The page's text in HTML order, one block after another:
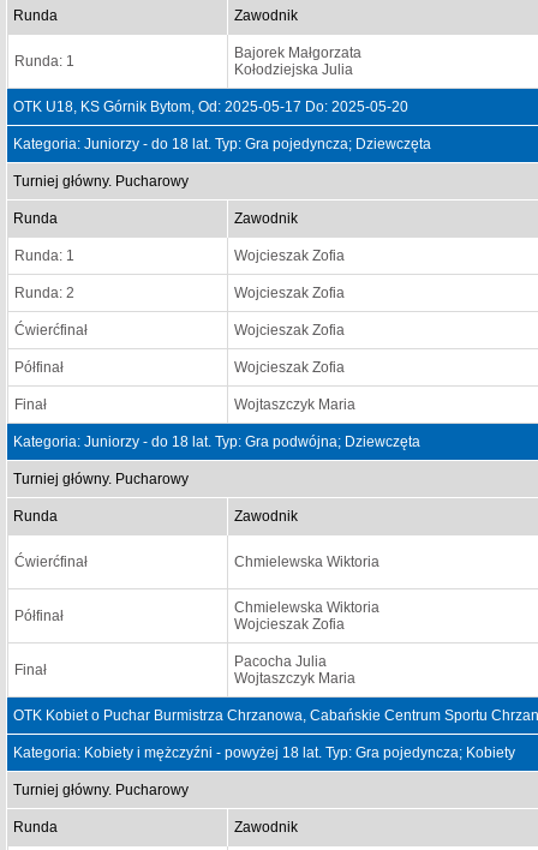
Runda Zawodnik
Runda: 1
Bajorek Małgorzata
Kołodziejska Julia
OTK U18, KS Górnik Bytom, Od: 2025-05-17 Do: 2025-05-20
Kategoria: Juniorzy - do 18 lat. Typ: Gra pojedyncza; Dziewczęta
Turniej główny. Pucharowy
Runda Zawodnik
Runda: 1 Wojcieszak Zofia
Runda: 2 Wojcieszak Zofia
Ćwierćfinał Wojcieszak Zofia
Półfinał Wojcieszak Zofia
Finał Wojtaszczyk Maria
Kategoria: Juniorzy - do 18 lat. Typ: Gra podwójna; Dziewczęta
Turniej główny. Pucharowy
Runda Zawodnik
Ćwierćfinał Chmielewska Wiktoria
Półfinał
Chmielewska Wiktoria
Wojcieszak Zofia
Finał
Pacocha Julia
Wojtaszczyk Maria
OTK Kobiet o Puchar Burmistrza Chrzanowa, Cabańskie Centrum Sportu
Kategoria: Kobiety i mężczyźni - powyżej 18 lat. Typ: Gra pojedyncza; Kobiety
Turniej główny. Pucharowy
Runda Zawodnik